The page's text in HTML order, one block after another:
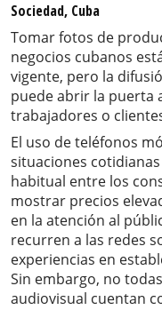
Sociedad, Cuba
Tomar fotos de
negocios cubanos
vigente, pero la
puede abrir la puerta
trabajadores o
El uso de teléfonos
situaciones
habitual entre los
mostrar precios
en la atención al
recurren a las redes
experiencias en
Sin embargo, no
audiovisual cuentan